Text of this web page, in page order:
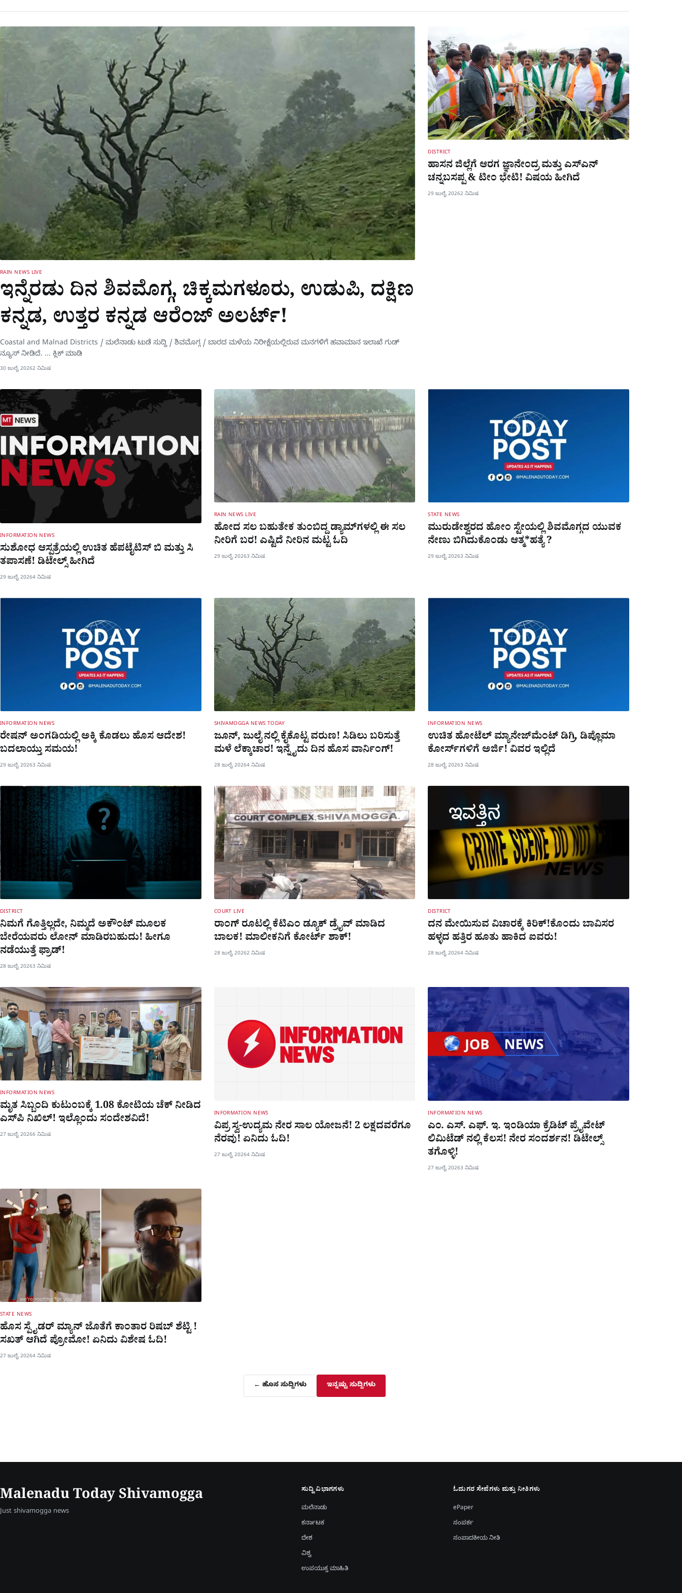
RAIN NEWS LIVE
ಇನ್ನೆರಡು ದಿನ ಶಿವಮೊಗ್ಗ, ಚಿಕ್ಕಮಗಳೂರು, ಉಡುಪಿ, ದಕ್ಷಿಣ
ಕನ್ನಡ, ಉತ್ತರ ಕನ್ನಡ ಆರೆಂಜ್ ಅಲರ್ಟ್!
Coastal and Malnad Districts / ಮಲೆನಾಡು ಟುಡೆ ಸುದ್ದಿ / ಶಿವಮೊಗ್ಗ / ಬಾರದ ಮಳೆಯ ನಿರೀಕ್ಷೆಯಲ್ಲಿರುವ ಮನಗಳಿಗೆ ಹವಾಮಾನ ಇಲಾಖೆ ಗುಡ್
ನ್ಯೂಸ್ ನೀಡಿದೆ. ... ಕ್ಲಿಕ್ ಮಾಡಿ
30 ಜುಲೈ 20262 ನಿಮಿಷ
DISTRICT
ಹಾಸನ ಜಿಲ್ಲೆಗೆ ಆರಗ ಜ್ಞಾನೇಂದ್ರ ಮತ್ತು ಎಸ್​ಎನ್​
ಚನ್ನಬಸಪ್ಪ & ಟೀಂ ಭೇಟಿ! ವಿಷಯ ಹೀಗಿದೆ
29 ಜುಲೈ 20262 ನಿಮಿಷ
INFORMATION NEWS
ಸುಶೋಧ ಆಸ್ಪತ್ರೆಯಲ್ಲಿ ಉಚಿತ ಹೆಪಟೈಟಿಸ್ ಬಿ ಮತ್ತು ಸಿ
ತಪಾಸಣೆ! ಡಿಟೇಲ್ಸ್ ಹೀಗಿದೆ
29 ಜುಲೈ 20264 ನಿಮಿಷ
RAIN NEWS LIVE
ಹೋದ ಸಲ ಬಹುತೇಕ ತುಂಬಿದ್ದ ಡ್ಯಾಮ್​ಗಳಲ್ಲಿ ಈ ಸಲ
ನೀರಿಗೆ ಬರ! ಎಷ್ಟಿದೆ ನೀರಿನ ಮಟ್ಟ ಓದಿ
29 ಜುಲೈ 20263 ನಿಮಿಷ
STATE NEWS
ಮುರುಡೇಶ್ವರದ ಹೋಂ ಸ್ಟೇಯಲ್ಲಿ ಶಿವಮೊಗ್ಗದ ಯುವಕ
ನೇಣು ಬಿಗಿದುಕೊಂಡು ಆತ್ಮ*ಹತ್ಯೆ ?
29 ಜುಲೈ 20263 ನಿಮಿಷ
INFORMATION NEWS
ರೇಷನ್​ ಅಂಗಡಿಯಲ್ಲಿ ಅಕ್ಕಿ ಕೊಡಲು ಹೊಸ ಆದೇಶ!
ಬದಲಾಯ್ತು ಸಮಯ!
29 ಜುಲೈ 20263 ನಿಮಿಷ
SHIVAMOGGA NEWS TODAY
ಜೂನ್​, ಜುಲೈ ನಲ್ಲಿ ಕೈಕೊಟ್ಟ ವರುಣ! ಸಿಡಿಲು ಬರಿಸುತ್ತೆ
ಮಳೆ ಲೆಕ್ಕಾಚಾರ! ಇನ್ನೈದು ದಿನ ಹೊಸ ವಾರ್ನಿಂಗ್!
28 ಜುಲೈ 20264 ನಿಮಿಷ
INFORMATION NEWS
ಉಚಿತ ಹೋಟೆಲ್ ಮ್ಯಾನೇಜ್‌ಮೆಂಟ್ ಡಿಗ್ರಿ, ಡಿಪ್ಲೊಮಾ
ಕೋರ್ಸ್‌ಗಳಿಗೆ ಅರ್ಜಿ! ವಿವರ ಇಲ್ಲಿದೆ
28 ಜುಲೈ 20263 ನಿಮಿಷ
DISTRICT
ನಿಮಗೆ ಗೊತ್ತಿಲ್ಲದೇ, ನಿಮ್ಮದೆ ಅಕೌಂಟ್​ ಮೂಲಕ
ಬೇರೆಯವರು ಲೋನ್​ ಮಾಡಿರಬಹುದು! ಹೀಗೂ
ನಡೆಯುತ್ತೆ ಫ್ರಾಡ್!
28 ಜುಲೈ 20263 ನಿಮಿಷ
COURT LIVE
ರಾಂಗ್​ ರೂಟಲ್ಲಿ ಕೆಟಿಎಂ ಡ್ಯೂಕ್ ಡ್ರೈವ್ ಮಾಡಿದ
ಬಾಲಕ! ಮಾಲೀಕನಿಗೆ ಕೋರ್ಟ್​ ಶಾಕ್!
28 ಜುಲೈ 20262 ನಿಮಿಷ
DISTRICT
ದನ ಮೇಯಿಸುವ ವಿಚಾರಕ್ಕೆ ಕಿರಿಕ್!ಕೊಂದು ಬಾವಿಸರ
ಹಳ್ಳದ ಹತ್ತಿರ ಹೂತು ಹಾಕಿದ ಐವರು!
28 ಜುಲೈ 20264 ನಿಮಿಷ
INFORMATION NEWS
ಮೃತ ಸಿಬ್ಬಂದಿ ಕುಟುಂಬಕ್ಕೆ 1.08 ಕೋಟಿಯ ಚೆಕ್ ನೀಡಿದ
ಎಸ್​ಪಿ ನಿಖಿಲ್​! ಇಲ್ಲೊಂದು ಸಂದೇಶವಿದೆ!
27 ಜುಲೈ 20266 ನಿಮಿಷ
INFORMATION NEWS
ವಿಪ್ರ ಸ್ವ-ಉದ್ಯಮ ನೇರ ಸಾಲ ಯೋಜನೆ! 2 ಲಕ್ಷದವರೆಗೂ
ನೆರವು! ಏನಿದು ಓದಿ!
27 ಜುಲೈ 20264 ನಿಮಿಷ
INFORMATION NEWS
ಎಂ. ಎಸ್. ಎಫ್. ಇ. ಇಂಡಿಯಾ ಕ್ರೆಡಿಟ್ ಪ್ರೈವೇಟ್
ಲಿಮಿಟೆಡ್ ನಲ್ಲಿ ಕೆಲಸ! ನೇರ ಸಂದರ್ಶನ! ಡಿಟೇಲ್ಸ್
ತಗೊಳ್ಳಿ!
27 ಜುಲೈ 20263 ನಿಮಿಷ
STATE NEWS
ಹೊಸ ಸ್ಪೈಡರ್​ ಮ್ಯಾನ್ ಜೊತೆಗೆ ಕಾಂತಾರ ರಿಷಬ್​ ಶೆಟ್ಟಿ !
ಸಖತ್ ಆಗಿದೆ ಪ್ರೋಮೋ! ಏನಿದು ವಿಶೇಷ ಓದಿ!
27 ಜುಲೈ 20264 ನಿಮಿಷ
← ಹೊಸ ಸುದ್ದಿಗಳು ಇನ್ನಷ್ಟು ಸುದ್ದಿಗಳು
Malenadu Today Shivamogga
Just shivamogga news
ಸುದ್ದಿ ವಿಭಾಗಗಳು
ಮಲೆನಾಡು
ಕರ್ನಾಟಕ
ದೇಶ
ವಿಶ್ವ
ಉಪಯುಕ್ತ ಮಾಹಿತಿ
ಓದುಗರ ಸೇವೆಗಳು ಮತ್ತು ನೀತಿಗಳು
ePaper
ಸಂಪರ್ಕ
ಸಂಪಾದಕೀಯ ನೀತಿ